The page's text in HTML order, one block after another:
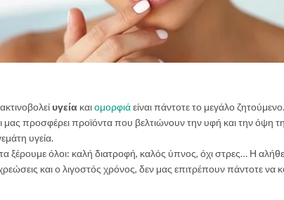
υγεία καιομορφιάείναι πάντοτε το μεγάλο
προσφέρει προϊόντα που βελτιώνουν την υφή και την όψη
υγεία.
ξέρουμε όλοι: καλή διατροφή, καλός ύπνος, όχι στρες… Η
και ο λιγοστός χρόνος, δεν μας επιτρέπουν πάντοτε να